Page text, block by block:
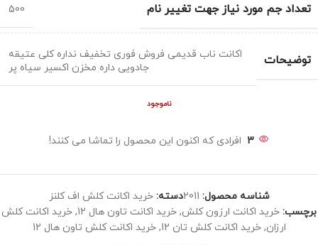
تعداد جم مورد نیاز جهت تغییر نام 500
توضیحات
اکانت ناب قدیمی فروش فوری تخفیف نداره کلی عتیقه
جادویی داره مخزن اکسیر سیاه پر
ناموجود
3 افرادی که اکنون این محصول را تماشا می کنند!
شناسه محصول: 2011دسته: خرید اکانت کلش اف کلنز
برچسب: خرید اکانت ارزون کلش, خرید اکانت تاون هال 12 , خرید اکانت کلش
ارزان, خرید اکانت کلش تان 12 , خرید اکانت کلش تاون هال 12